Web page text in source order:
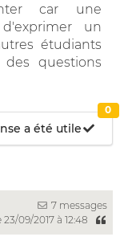
car une
un
étudiants
questions
a été utile
0
7 messages
23/09/2017 à 12:48